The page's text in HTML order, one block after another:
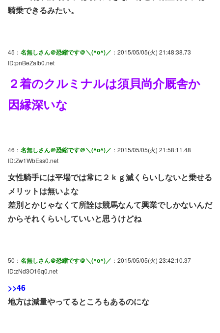
騎乗できるみたい。
45： 名無しさん＠恐縮です＠＼(^o^)／ ：2015/05/05(火) 21:48:38.73
ID:pnBeZaIb0.net
２着のクルミナルは須貝尚介厩舎か
因縁深いな
46： 名無しさん＠恐縮です＠＼(^o^)／ ：2015/05/05(火) 21:58:11.48
ID:Zw1WbEss0.net
女性騎手には平場では常に２ｋｇ減くらいしないと乗せる
メリットは無いよな
差別とかじゃなくて所詮は競馬なんて興業でしかないんだ
からそれくらいしていいと思うけどね
50： 名無しさん＠恐縮です＠＼(^o^)／ ：2015/05/05(火) 23:42:10.37
ID:zNd3O16q0.net
>>46
地方は減量やってるところもあるのにな